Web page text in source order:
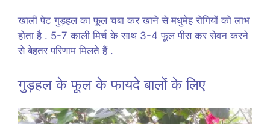
खाली पेट गुड़हल का फूल चबा कर खाने से मधुमेह रोगियों को लाभ
होता है . 5-7 काली मिर्च के साथ 3-4 फूल पीस कर सेवन करने
से बेहतर परिणाम मिलते हैं .
गुड़हल के फूल के फायदे बालों के लिए